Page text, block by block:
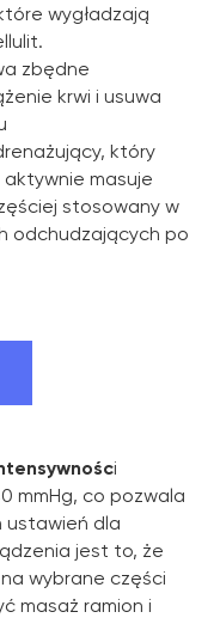
wygładzają
zbędne
krwi i usuwa
który
masuje
stosowany w
odchudzających po
i
mmHg, co pozwala
ustawień dla
jest to, że
wybrane części
masaż ramion i